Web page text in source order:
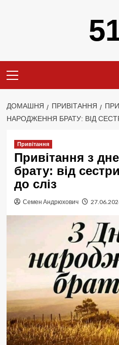
Menu
ДОМАШНЯ ПРИВІТАННЯ
НАРОДЖЕННЯ БРАТУ: ВІД
Привітання
Привітання з
брату: від
до сліз
Семен Андрюхович